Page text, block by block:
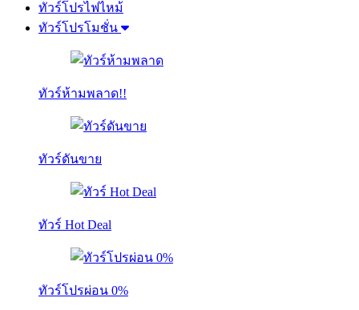
ทัวร์โปรไฟไหม้
ทัวร์โปรโมชั่น
ทัวร์ห้ามพลาด!!
ทัวร์ดันขาย
ทัวร์ Hot Deal
ทัวร์โปรผ่อน 0%